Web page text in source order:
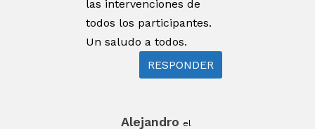
las intervenciones de
todos los participantes.
Un saludo a todos.
RESPONDER
Alejandro el